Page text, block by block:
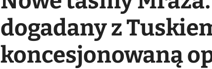
dogadany z
koncesjonowaną